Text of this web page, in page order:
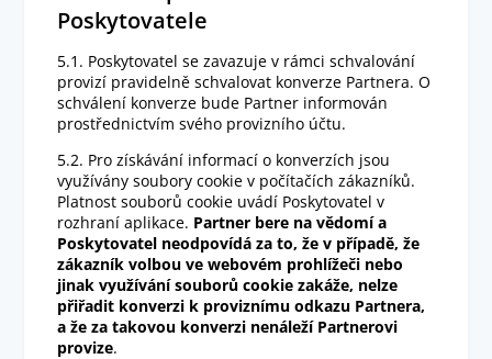
Poskytovatele
5.1. Poskytovatel se zavazuje v rámci schvalování
provizí pravidelně schvalovat konverze Partnera. O
schválení konverze bude Partner informován
prostřednictvím svého provizního účtu.
5.2. Pro získávání informací o konverzích jsou
využívány soubory cookie v počítačích zákazníků.
Platnost souborů cookie uvádí Poskytovatel v
rozhraní aplikace. Partner bere na vědomí a
Poskytovatel neodpovídá za to, že v případě, že
zákazník volbou ve webovém prohlížeči nebo
jinak využívání souborů cookie zakáže, nelze
přiřadit konverzi k proviznímu odkazu Partnera,
a že za takovou konverzi nenáleží Partnerovi
provize.